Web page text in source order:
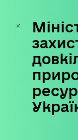
Skip
content